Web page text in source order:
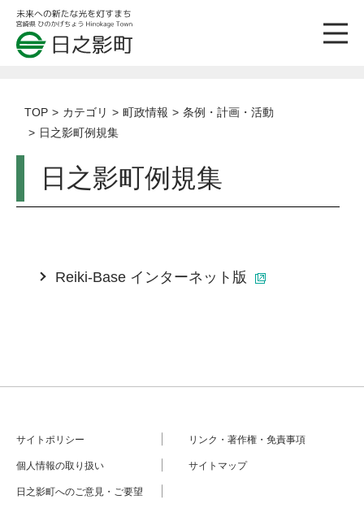
TOP カテゴリ 町政情報
条例・計画・活動
日之影町例規集
日之影町例規集
Reiki-Base インターネット版
サイトポリシー リンク・著作権・免責事項
個人情報の取り扱い サイトマップ
日之影町へのご意見・ご要望